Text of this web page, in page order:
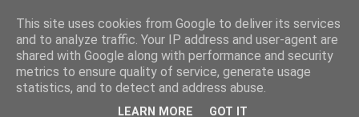
This site uses cookies from Google to deliver its services
and to analyze traffic. Your IP address and user-agent are
shared with Google along with performance and security
metrics to ensure quality of service, generate usage
statistics, and to detect and address abuse.
LEARN MORE GOT IT